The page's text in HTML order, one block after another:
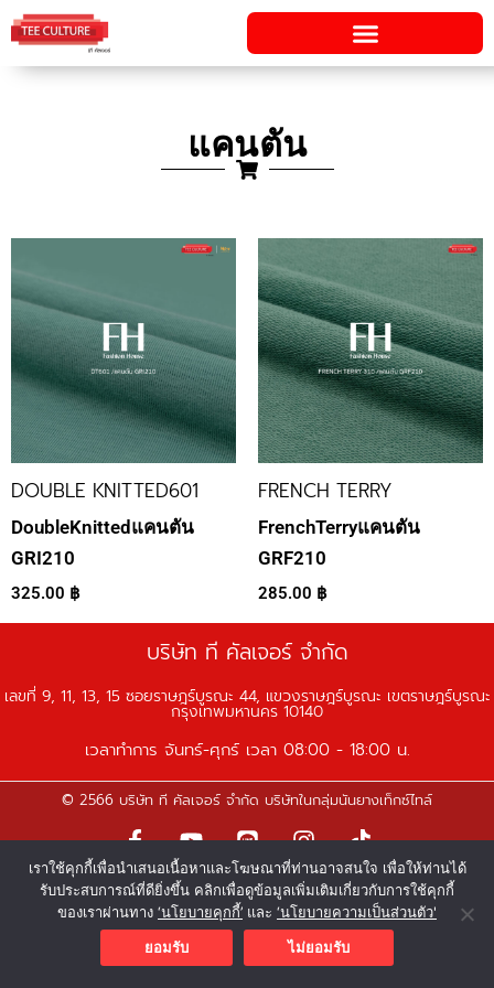
Skip
to
content
แคนตัน
DOUBLE KNITTED601
DoubleKnittedแคนตัน
GRI210
325.00 ฿
FRENCH TERRY
FrenchTerryแคนตัน
GRF210
285.00 ฿
บริษัท ที คัลเจอร์ จำกัด
เลขที่ 9, 11, 13, 15 ซอยราษฎร์บูรณะ 44, แขวงราษฎร์บูรณะ เขตราษฎร์บูรณะ
กรุงเทพมหานคร 10140
เวลาทำการ จันทร์-ศุกร์ เวลา 08:00 - 18:00 น.
© 2566 บริษัท ที คัลเจอร์ จำกัด บริษัทในกลุ่มนันยางเท็กซ์ไทล์
F
a
c
e
b
o
o
Y
o
u
t
u
e
L
i
n
e
I
n
s
t
a
g
r
T
i
k
t
o
เราใช้คุกกี้เพื่อนำเสนอเนื้อหาและโฆษณาที่ท่านอาจสนใจ เพื่อให้ท่านได้
รับประสบการณ์ที่ดียิ่งขึ้น คลิกเพื่อดูข้อมูลเพิ่มเติมเกี่ยวกับการใช้คุกกี้
ของเราผ่านทาง ‘นโยบายคุกกี้’ และ ‘นโยบายความเป็นส่วนตัว'
ยอมรับ
ไม่ยอมรับ